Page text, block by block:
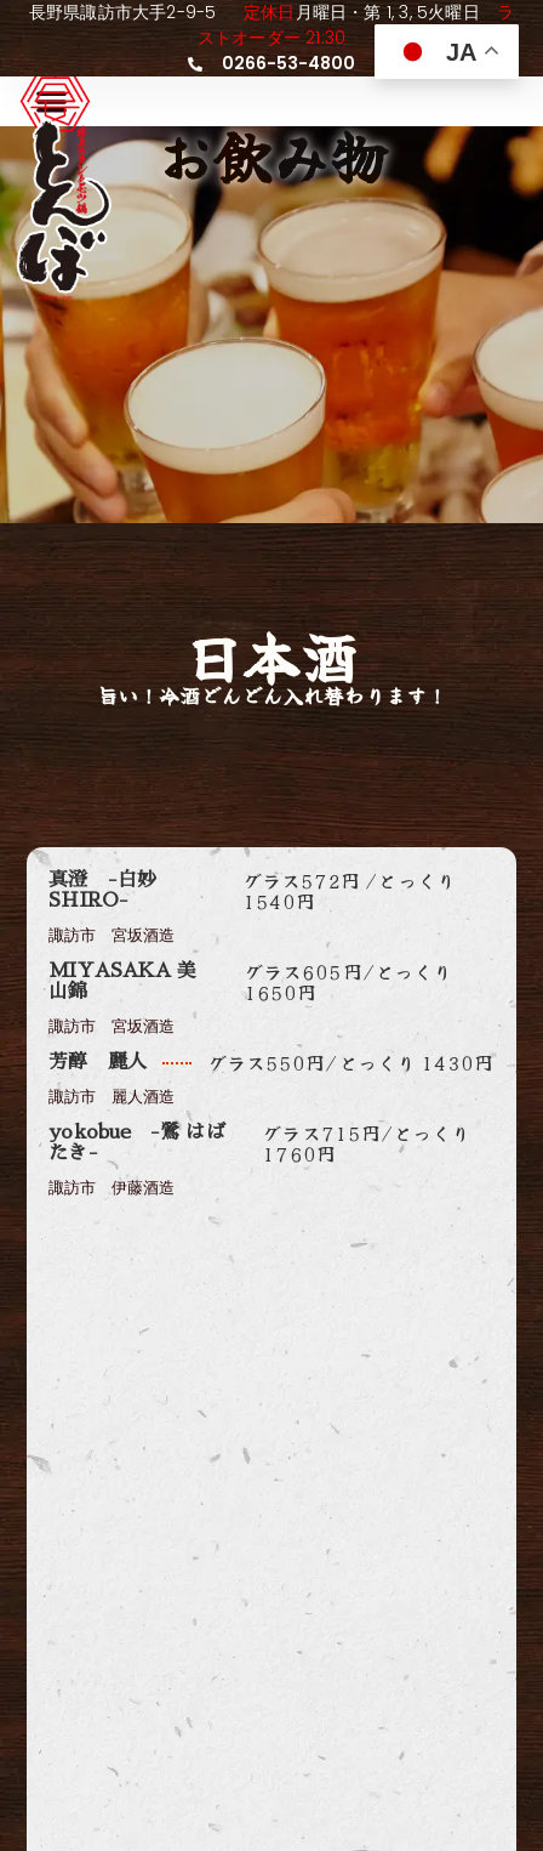
長野県諏訪市大手2-9-5 定休日 月曜日・第 1, 3, 5火曜日 ラ
ストオーダー 21:30
0266-53-4800
お飲み物
日本酒
旨い！冷酒どんどん入れ替わります！
真澄 -白妙
SHIRO-
グラス572円 /とっくり
1540円
諏訪市 宮坂酒造
MIYASAKA 美
山錦
グラス605円/とっくり
1650円
諏訪市 宮坂酒造
芳醇 麗人 グラス550円/とっくり 1430円
諏訪市 麗人酒造
yokobue -鶯 はば
たき-
グラス715円/とっくり
1760円
諏訪市 伊藤酒造
JA